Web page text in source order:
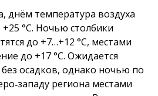
днём температура воздуха
°C. Ночью столбики
до +7…+12 °C, местами
до +17 °C. Ожидается
осадков, однако ночью по
региона местами